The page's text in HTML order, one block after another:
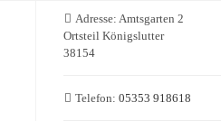
Adresse: Amtsgarten 2
Ortsteil Königslutter
38154
Telefon: 05353 918618